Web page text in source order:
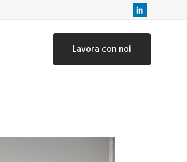
Lavora con noi